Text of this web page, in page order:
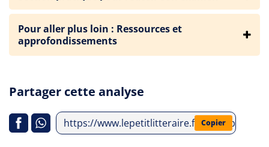
Pour aller plus loin : Ressources et
approfondissements
Partager cette analyse
https://www.lepetitlitteraire.fr/index.php/
Copier